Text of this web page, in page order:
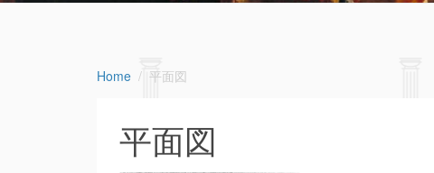
Home 平面図
平面図